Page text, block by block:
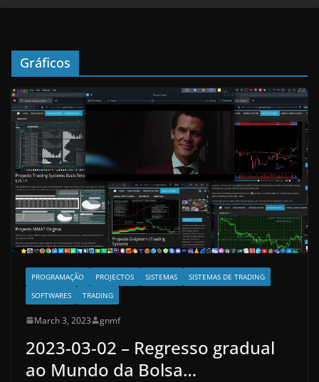
Gráficos
PROGRAMAÇÃO PROJECTOS SISTEMAS
SISTEMAS DE TRADING
SOFTWARES
TRADING
March 3, 2023 gnmf
2023-03-02 – Regresso gradual
ao Mundo da Bolsa…